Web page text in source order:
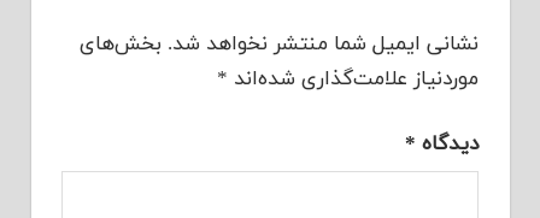
نشانی ایمیل شما منتشر نخواهد شد. بخش‌های
موردنیاز علامت‌گذاری شده‌اند *
دیدگاه *